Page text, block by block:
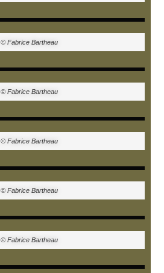
© Fabrice Bartheau
© Fabrice Bartheau
© Fabrice Bartheau
© Fabrice Bartheau
© Fabrice Bartheau